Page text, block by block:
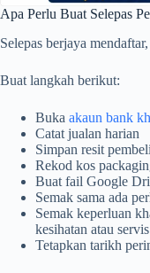
Apa Perlu Buat Selepas
Selepas berjaya
Buat langkah berikut:
Buka akaun bank
Catat jualan harian
Simpan resit
Rekod kos
Buat fail Google
Semak sama ada
Semak keperluan
kesihatan atau
Tetapkan tarikh